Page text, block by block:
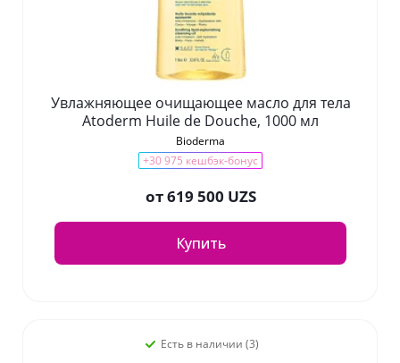
Увлажняющее очищающее масло для тела
Atoderm Huile de Douche, 1000 мл
Bioderma
+30 975 кешбэк-бонус
от619 500 UZS
Купить
Есть в наличии (3)